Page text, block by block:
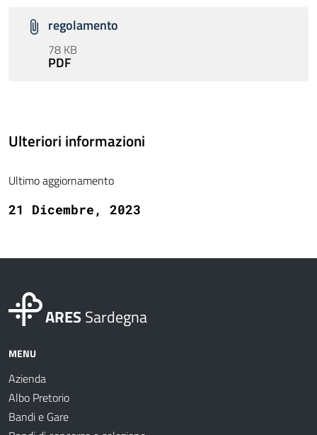
regolamento
78 KB
PDF
Ulteriori informazioni
Ultimo aggiornamento
21 Dicembre, 2023
ARESSardegna
MENU
Azienda
Albo Pretorio
Bandi e Gare